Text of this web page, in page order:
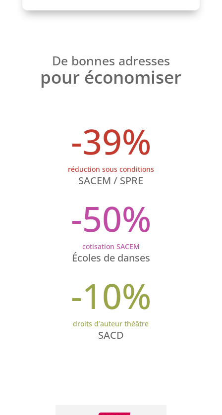
De bonnes adresses
pour économiser
-39%
réduction sous conditions
SACEM / SPRE
-50%
cotisation SACEM
Écoles de danses
-10%
droits d’auteur théâtre
SACD